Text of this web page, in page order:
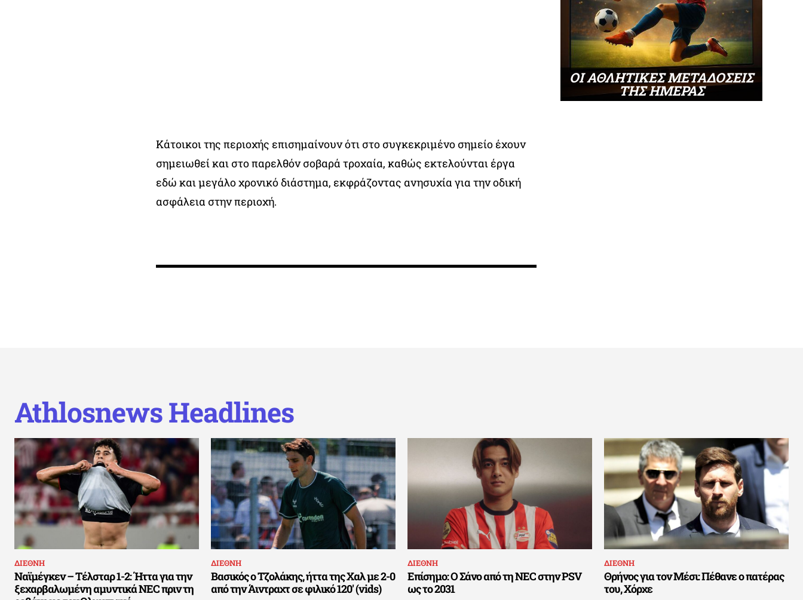
Κάτοικοι της περιοχής επισημαίνουν ότι στο συγκεκριμένο σημείο έχουν
σημειωθεί και στο παρελθόν σοβαρά τροχαία, καθώς εκτελούνται έργα
εδώ και μεγάλο χρονικό διάστημα, εκφράζοντας ανησυχία για την οδική
ασφάλεια στην περιοχή.
ΟΙ ΑΘΛΗΤΙΚΕΣ ΜΕΤΑΔΟΣΕΙΣ
ΤΗΣ ΗΜΕΡΑΣ
Athlosnews Headlines
ΔΙΕΘΝΗ
Ναϊμέγκεν – Τέλσταρ 1-2: Ήττα για την
ξεχαρβαλωμένη αμυντικά NEC πριν τη
ΔΙΕΘΝΗ
Βασικός ο Τζολάκης, ήττα της Χαλ με 2-0
από την Άιντραχτ σε φιλικό 120′ (vids)
ΔΙΕΘΝΗ
Επίσημο: Ο Σάνο από τη NEC στην PSV
ως το 2031
ΔΙΕΘΝΗ
Θρήνος για τον Μέσι: Πέθανε ο πατέρας
του, Χόρχε